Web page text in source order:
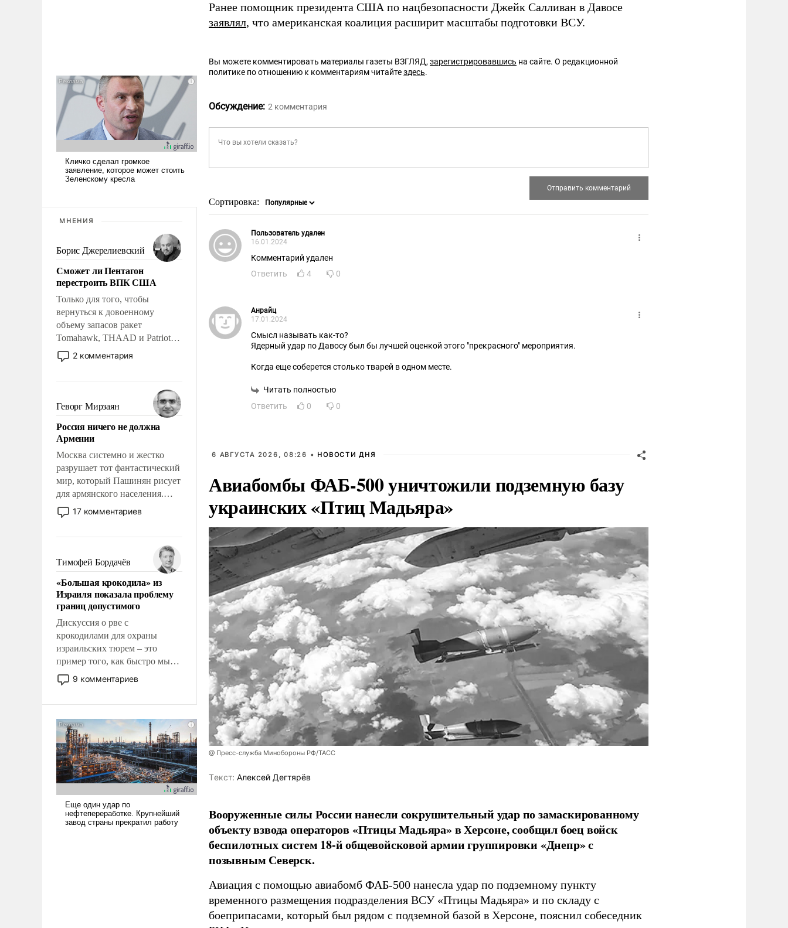
МНЕНИЯ
Борис Джерелиевский
Сможет ли Пентагон
перестроить ВПК США
Только для того, чтобы
вернуться к довоенному
объему запасов ракет
Tomahawk, THAAD и Patriot
США потребуется более трех
лет. Даже небольшая война с
Сложившаяся ситуация
означает многолетний период
уязвимости США, например,
перед Китаем.
2 комментария
Геворг Мирзаян
Россия ничего не должна
Армении
Москва системно и жестко
разрушает тот фантастический
мир, который Пашинян рисует
для армянского населения.
Мир, где политические
прожекты будут безусловно
налогоплательщиков и где
Еревану за свои поступки не
нужно отвечать.
17 комментариев
Тимофей Бордачёв
«Большая крокодила» из
Израиля показала проблему
границ допустимого
Дискуссия о рве с
крокодилами для охраны
израильских тюрем – это
пример того, как быстро мы
двигаемся по пути
революционных изменений.
псевдонаучной фантастики,
стало всерьез обсуждаемой
идеей.
9 комментариев
Ранее помощник президента США по нацбезопасности Джейк Салливан в Давосе
заявлял, что американская коалиция расширит масштабы подготовки ВСУ.
Вы можете комментировать материалы газеты ВЗГЛЯД,зарегистрировавшись на сайте. О редакционной
политике по отношению к комментариям читайтездесь.
Обсуждение: 2 комментария
Сортировка:
Пользователь удален
16.01.2024
Комментарий удален
Ответить
4 0
Анрайц
17.01.2024
Смысл называть как-то?
Ядерный удар по Давосу был бы лучшей оценкой этого "прекрасного" мероприятия.
Когда еще соберется столько тварей в одном месте.
Читать полностью
Ответить
0 0
6 АВГУСТА 2026, 08:26 • НОВОСТИ ДНЯ
Авиабомбы ФАБ-500 уничтожили подземную базу
украинских «Птиц Мадьяра»
@ Пресс-служба Минобороны РФ/ТАСС
Tекст: Алексей Дегтярёв
Вооруженные силы России нанесли сокрушительный удар по замаскированному
объекту взвода операторов «Птицы Мадьяра» в Херсоне, сообщил боец войск
беспилотных систем 18-й общевойсковой армии группировки «Днепр» с
позывным Северск.
Авиация с помощью авиабомб ФАБ-500 нанесла удар по подземному пункту
временного размещения подразделения ВСУ «Птицы Мадьяра» и по складу с
боеприпасами, который был рядом с подземной базой в Херсоне, пояснил собеседник